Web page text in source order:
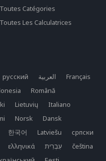
Toutes Catégories
Toutes Les Calculatrices
русский العربية
Français
Română
Lietuvių
Italiano
Norsk
Dansk
한국어 Latviešu
српски
ελληνικά
čeština